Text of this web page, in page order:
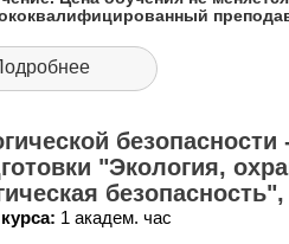
безопасности
"Экология,
безопасность",
1 академ. час